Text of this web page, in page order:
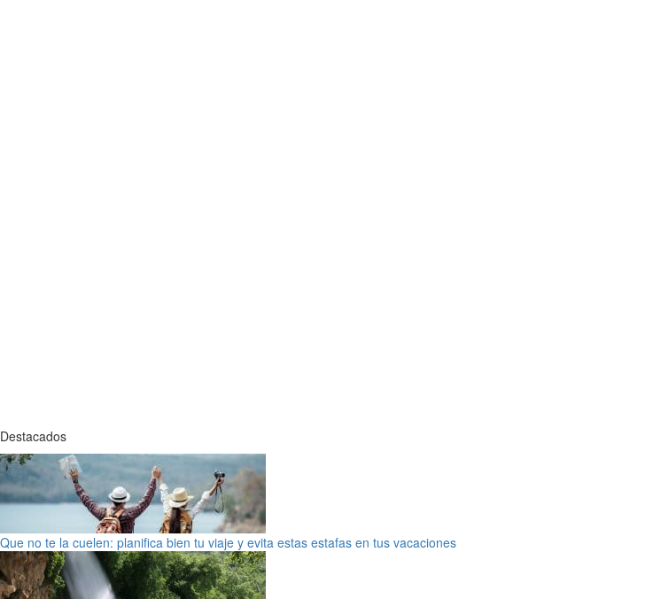
Destacados
Que no te la cuelen: planifica bien tu viaje y evita estas estafas en tus vacaciones